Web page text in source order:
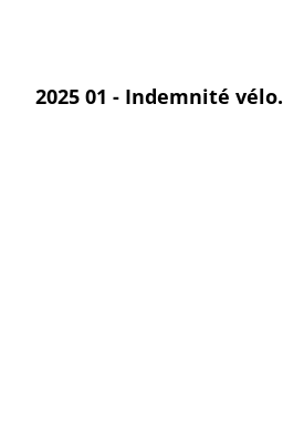
2025 01 - Indemnité vélo.